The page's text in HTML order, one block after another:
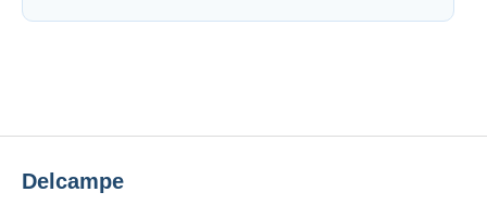
Delcampe